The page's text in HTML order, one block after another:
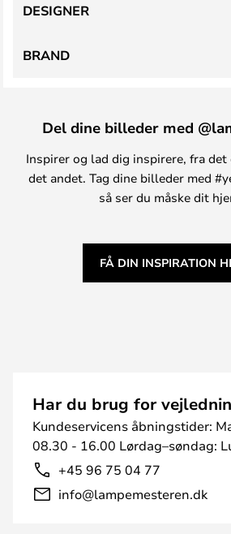
DESIGNER
BRAND
Del dine billeder med
Inspirer og lad dig inspirere, fra
det andet. Tag dine billeder med
så ser du måske dit
FÅ DIN INSPIRATION
Har du brug for
Kundeservicens åbningstider:
08.30 - 16.00 Lørdag–søndag:
+45 96 75 04 77
info@lampemesteren.dk